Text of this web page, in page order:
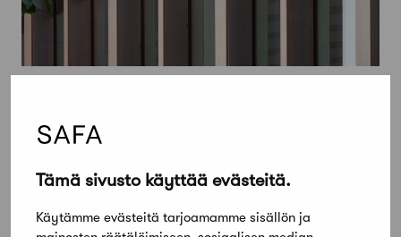
Tämä sivusto käyttää evästeitä.
Käytämme evästeitä tarjoamamme sisällön ja